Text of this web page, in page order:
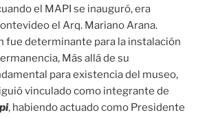
el MAPI se inauguró, era
el Arq. Mariano Arana.
fue determinante para la instalación
Más allá de su
para existencia del museo,
vinculado como integrante de
, habiendo actuado como Presidente